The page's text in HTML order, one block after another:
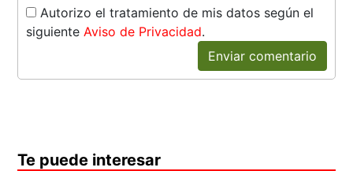
Autorizo el tratamiento de mis datos según el
siguienteAviso de Privacidad.
Enviar comentario
Te puede interesar